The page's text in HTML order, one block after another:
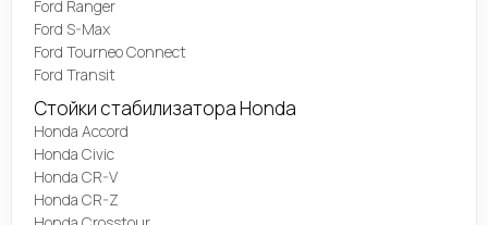
Ford Ranger
Ford S-Max
Ford Tourneo Connect
Ford Transit
Стойки стабилизатора Honda
Honda Accord
Honda Civic
Honda CR-V
Honda CR-Z